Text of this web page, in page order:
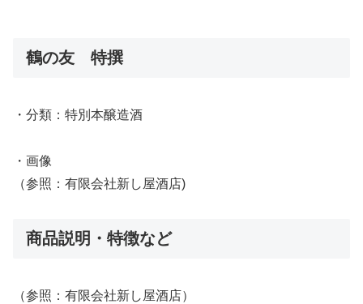
鶴の友 特撰
・分類：特別本醸造酒
・画像
（参照：有限会社新し屋酒店)
商品説明・特徴など
（参照：有限会社新し屋酒店）